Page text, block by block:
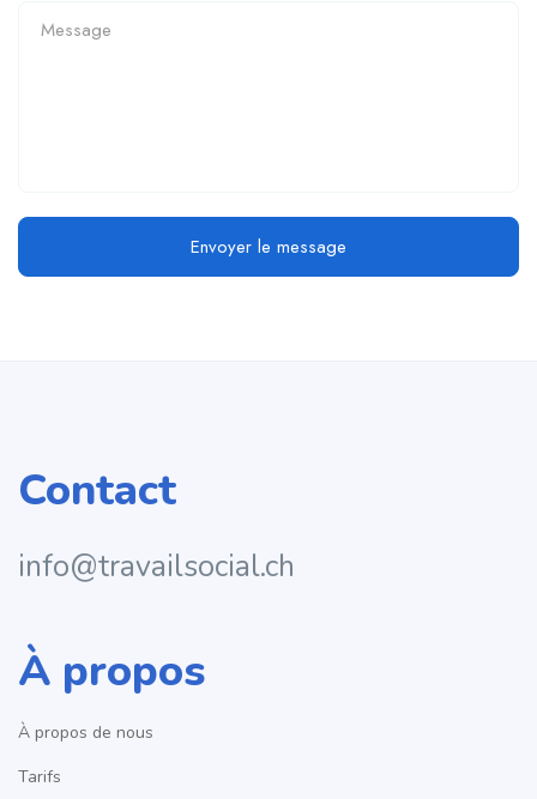
Envoyer le message
Contact
info@travailsocial.ch
À propos
À propos de nous
Tarifs